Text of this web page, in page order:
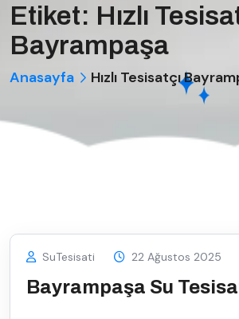
Etiket: Hızlı
Bayrampaşa
Anasayfa Hızlı Tesisatçı
SuTesisati 22 Ağustos 2025
Bayrampaşa Su